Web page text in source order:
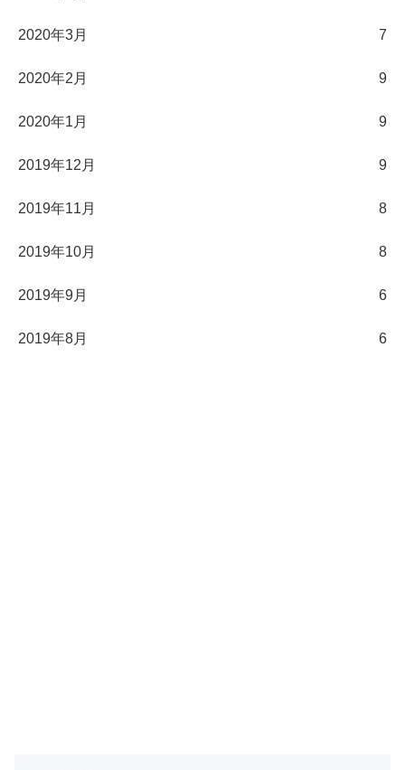
2020年3月 7
2020年2月 9
2020年1月 9
2019年12月 9
2019年11月 8
2019年10月 8
2019年9月 6
2019年8月 6